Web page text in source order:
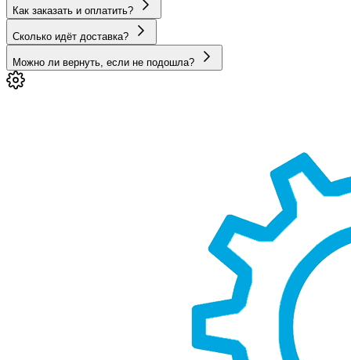
Как заказать и оплатить?
Сколько идёт доставка?
Можно ли вернуть, если не подошла?